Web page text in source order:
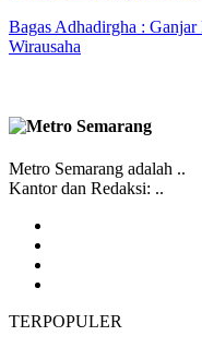
Bagas Adhadirgha :
Wirausaha
Metro Semarang adalah ..
Kantor dan Redaksi: ..
TERPOPULER